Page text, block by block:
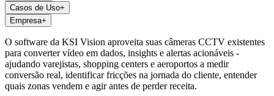
Casos de Uso+
Empresa+
O software da KSI Vision aproveita suas câmeras CCTV existentes
para converter vídeo em dados, insights e alertas acionáveis -
ajudando varejistas, shopping centers e aeroportos a medir
conversão real, identificar fricções na jornada do cliente, entender
quais zonas vendem e agir antes de perder receita.